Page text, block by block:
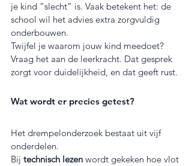
je kind “slecht” is. Vaak betekent het: de
school wil het advies extra zorgvuldig
onderbouwen.
Twijfel je waarom jouw kind meedoet?
Vraag het aan de leerkracht. Dat gesprek
zorgt voor duidelijkheid, en dat geeft rust.
Wat wordt er precies getest?
Het drempelonderzoek bestaat uit vijf
onderdelen.
Bij technisch lezen wordt gekeken hoe vlot